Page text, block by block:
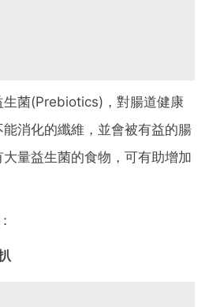
生菌(Prebiotics)，對腸道健康
消化的纖維，並會被有益的腸
量益生菌的食物，可有助增加